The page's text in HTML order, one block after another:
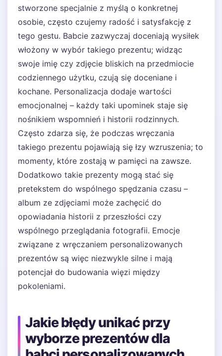
stworzone specjalnie z myślą o konkretnej
osobie, często czujemy radość i satysfakcję z
tego gestu. Babcie zazwyczaj doceniają wysiłek
włożony w wybór takiego prezentu; widząc
swoje imię czy zdjęcie bliskich na przedmiocie
codziennego użytku, czują się doceniane i
kochane. Personalizacja dodaje wartości
emocjonalnej – każdy taki upominek staje się
nośnikiem wspomnień i historii rodzinnych.
Często zdarza się, że podczas wręczania
takiego prezentu pojawiają się łzy wzruszenia; to
momenty, które zostają w pamięci na zawsze.
Dodatkowo takie prezenty mogą stać się
pretekstem do wspólnego spędzania czasu –
album ze zdjęciami może zachęcić do
opowiadania historii z przeszłości czy
wspólnego przeglądania fotografii. Emocje
związane z wręczaniem personalizowanych
prezentów są więc niezwykle silne i mają
potencjał do budowania więzi między
pokoleniami.
Jakie błędy unikać przy
wyborze prezentów dla